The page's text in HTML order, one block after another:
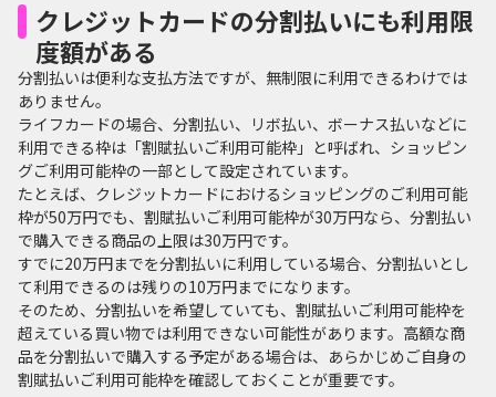
クレジットカードの分割払いにも利用限
度額がある
分割払いは便利な支払方法ですが、無制限に利用できるわけでは
ありません。
ライフカードの場合、分割払い、リボ払い、ボーナス払いなどに
利用できる枠は「割賦払いご利用可能枠」と呼ばれ、ショッピン
グご利用可能枠の一部として設定されています。
たとえば、クレジットカードにおけるショッピングのご利用可能
枠が50万円でも、割賦払いご利用可能枠が30万円なら、分割払い
で購入できる商品の上限は30万円です。
すでに20万円までを分割払いに利用している場合、分割払いとし
て利用できるのは残りの10万円までになります。
そのため、分割払いを希望していても、割賦払いご利用可能枠を
超えている買い物では利用できない可能性があります。高額な商
品を分割払いで購入する予定がある場合は、あらかじめご自身の
割賦払いご利用可能枠を確認しておくことが重要です。